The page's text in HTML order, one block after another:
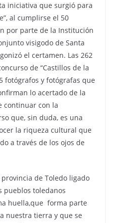
iniciativa que surgió para
al cumplirse el 50
por parte de la Institución
visigodo de Santa
el certamen. Las 262
de “Castillos de la
fotógrafos y fotógrafas que
lo acertado de la
continuar con la
que, sin duda, es una
la riqueza cultural que
a través de los ojos de
de Toledo ligado
pueblos toledanos
huella,que forma parte
nuestra tierra y que se